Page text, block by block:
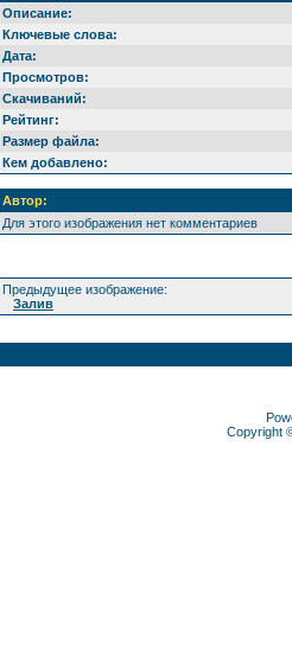
Описание:
Ключевые слова:
Дата:
Просмотров:
Скачиваний:
Рейтинг:
Размер файла:
Кем добавлено:
Автор:
Для этого изображения нет комментариев
Предыдущее изображение:
Залив
Copyright